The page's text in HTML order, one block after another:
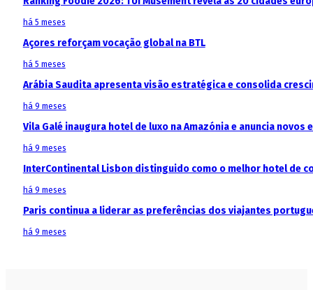
há 5 meses
Açores reforçam vocação global na BTL
há 5 meses
Arábia Saudita apresenta visão estratégica e consolida
há 9 meses
Vila Galé inaugura hotel de luxo na Amazónia e anuncia
há 9 meses
InterContinental Lisbon distinguido como o melhor hotel de
há 9 meses
Paris continua a liderar as preferências dos viajantes
há 9 meses